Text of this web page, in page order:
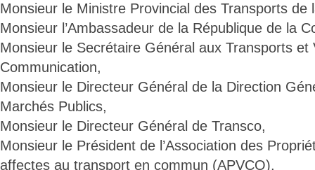
Monsieur le Ministre Provincial des Transports de
Monsieur l’Ambassadeur de la République de la
Monsieur le Secrétaire Général aux Transports et
Communication,
Monsieur le Directeur Général de la Direction
Marchés Publics,
Monsieur le Directeur Général de Transco,
Monsieur le Président de l’Association des
affectes au transport en commun (APVCO),